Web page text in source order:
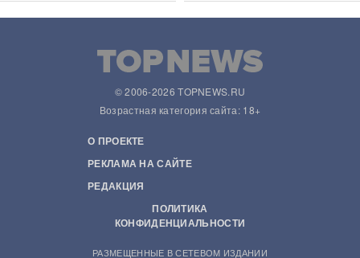
© 2006-2026 TOPNEWS.RU
Возрастная категория сайта: 18+
О ПРОЕКТЕ
РЕКЛАМА НА САЙТЕ
РЕДАКЦИЯ
ПОЛИТИКА
КОНФИДЕНЦИАЛЬНОСТИ
РАЗМЕЩЕННЫЕ В СЕТЕВОМ ИЗДАНИИ